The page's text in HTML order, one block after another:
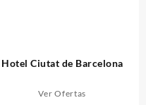
Hotel Ciutat de Barcelona
Ver Ofertas